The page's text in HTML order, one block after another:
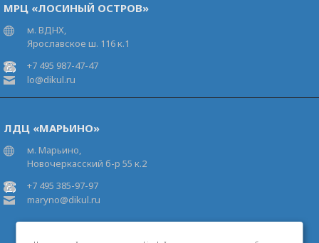
МРЦ «ЛОСИНЫЙ ОСТРОВ»
м. ВДНХ,
Ярославское ш. 116 к.1
+7 495 987-47-47
lo@dikul.ru
ЛДЦ «МАРЬИНО»
м. Марьино,
Новочеркасский б-р 55 к.2
+7 495 385-97-97
maryno@dikul.ru